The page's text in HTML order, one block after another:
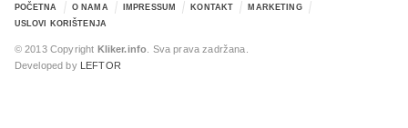
POČETNA O NAMA IMPRESSUM KONTAKT
MARKETING
USLOVI KORIŠTENJA
© 2013 Copyright Kliker.info . Sva prava zadržana.
Developed by
LEFTOR